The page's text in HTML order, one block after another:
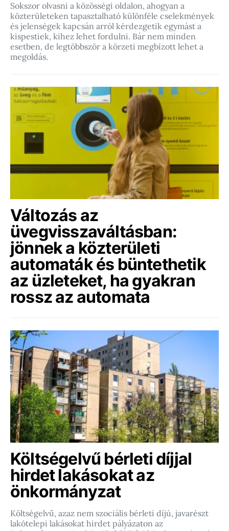
Sokszor olvasni a közösségi oldalon, ahogyan a
közterületeken tapasztalható különféle cselekmények
és jelenségek kapcsán arról kérdezgetik egymást a
kispestiek, kihez lehet fordulni. Bár nem minden
esetben, de legtöbbször a körzeti megbízott lehet a
megoldás.
Változás az
üvegvisszaváltásban:
jönnek a közterületi
automaták és büntethetik
az üzleteket, ha gyakran
rossz az automata
Költségelvű bérleti díjjal
hirdet lakásokat az
önkormányzat
Költségelvű, azaz nem szociális bérleti díjú, javarészt
lakótelepi lakásokat hirdet pályázaton az